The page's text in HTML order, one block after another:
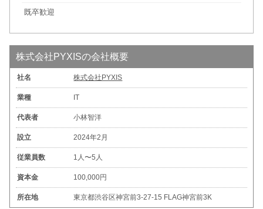
既卒歓迎
株式会社PYXISの会社概要
社名 株式会社PYXIS
業種 IT
代表者 小林智洋
設立 2024年2月
従業員数 1人〜5人
資本金 100,000円
所在地 東京都渋谷区神宮前3-27-15 FLAG神宮前3K